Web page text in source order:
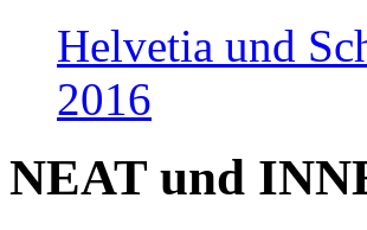
Helvetia und
2016
NEAT und